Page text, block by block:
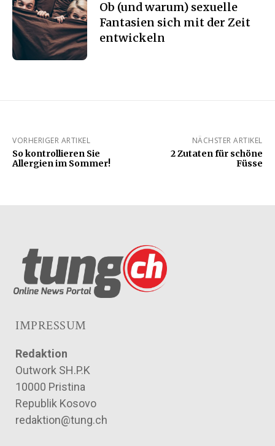
Ob (und warum) sexuelle
Fantasien sich mit der Zeit
entwickeln
VORHERIGER ARTIKEL
So kontrollieren Sie
Allergien im Sommer!
NÄCHSTER ARTIKEL
2 Zutaten für schöne
Füsse
IMPRESSUM
Redaktion
Outwork SH.P.K
10000 Pristina
Republik Kosovo
redaktion@tung.ch